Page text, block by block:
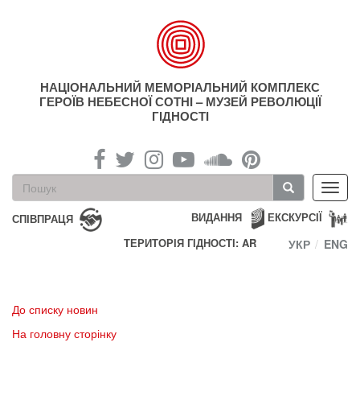
НАЦІОНАЛЬНИЙ МЕМОРІАЛЬНИЙ КОМПЛЕКС
ГЕРОЇВ НЕБЕСНОЇ СОТНІ – МУЗЕЙ РЕВОЛЮЦІЇ
ГІДНОСТІ
Пошукова
форма
Пошук
СПІВПРАЦЯ ЕКСКУРСІЇ
ВИДАННЯ
ТЕРИТОРІЯ ГІДНОСТІ: AR
УКР ENG
До списку новин
На головну сторінку